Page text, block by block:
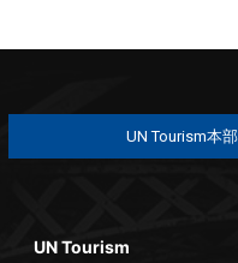
UN Tourism本
UN Tourism